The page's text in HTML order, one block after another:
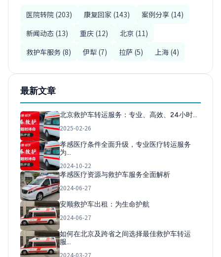
医院转院 (203) 康复回家 (143)
案例分享 (14)
新闻动态 (13)
重庆 (12)
北京 (11)
救护车服务 (8)
伊犁 (7) 拉萨 (5) 上海 (4)
最新文章
北京救护车转运服务：专业、高效、24小时…
2025-02-26
孝感医疗条件全面升级，专业医疗转运服务
为…
2024-10-22
孝感医疗资源与救护车服务全面解析
2024-06-27
安顺救护车出租：为生命护航
2024-06-27
如何在北京及跨省之间选择最佳救护车转运
服…
2024-03-27